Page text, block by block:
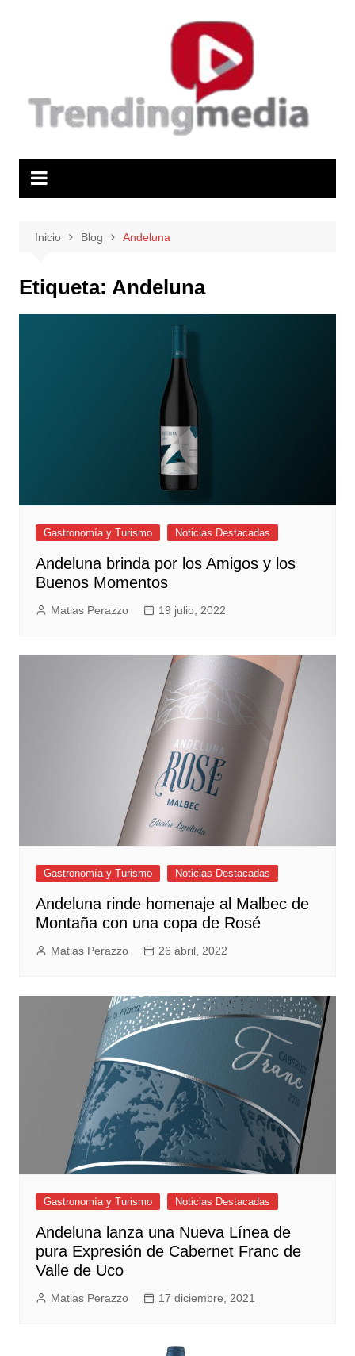
Inicio Blog Andeluna
Etiqueta: Andeluna
Gastronomía y Turismo Noticias Destacadas
Andeluna brinda por los Amigos y los
Buenos Momentos
Matias Perazzo 19 julio, 2022
Gastronomía y Turismo Noticias Destacadas
Andeluna rinde homenaje al Malbec de
Montaña con una copa de Rosé
Matias Perazzo 26 abril, 2022
Gastronomía y Turismo Noticias Destacadas
Andeluna lanza una Nueva Línea de
pura Expresión de Cabernet Franc de
Valle de Uco
Matias Perazzo 17 diciembre, 2021